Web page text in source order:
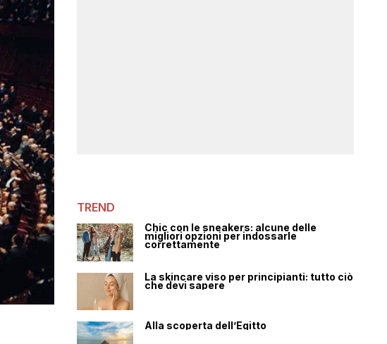
TREND
Chic con le sneakers: alcune delle
migliori opzioni per indossarle
correttamente
La skincare viso per principianti: tutto ciò
che devi sapere
Alla scoperta dell’Egitto